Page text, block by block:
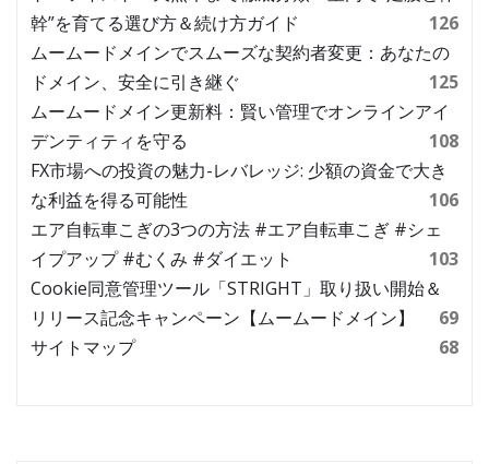
幹”を育てる選び方＆続け方ガイド
126
ムームードメインでスムーズな契約者変更：あなたの
ドメイン、安全に引き継ぐ
125
ムームードメイン更新料：賢い管理でオンラインアイ
デンティティを守る
108
FX市場への投資の魅力-レバレッジ: 少額の資金で大き
な利益を得る可能性
106
エア自転車こぎの3つの方法 #エア自転車こぎ #シェ
イプアップ #むくみ #ダイエット
103
Cookie同意管理ツール「STRIGHT」取り扱い開始＆
リリース記念キャンペーン【ムームードメイン】
69
サイトマップ
68